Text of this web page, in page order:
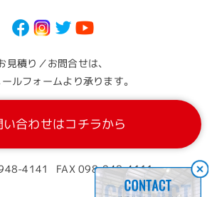
見積り／お問合せは、
ルフォームより承ります。
い合わせはコチラから
4141 FAX 098-948-4111